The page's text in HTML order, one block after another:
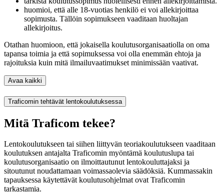
huomioi, että alle 18-vuotias henkilö ei voi allekirjoittaa
sopimusta. Tällöin sopimukseen vaaditaan huoltajan
allekirjoitus.
Otathan huomioon, että jokaisella koulutusorganisaatiolla on oma
tapansa toimia ja että sopimuksessa voi olla enemmän ehtoja ja
rajoituksia kuin mitä ilmailuvaatimukset minimissään vaativat.
Avaa kaikki
Traficomin tehtävät lentokoulutuksessa
Mitä Traficom tekee?
Lentokoulutukseen tai siihen liittyvän teoriakoulutukseen vaaditaan
koulutuksen antajalta Traficomin myöntämä koulutuslupa tai
koulutusorganisaatio on ilmoittautunut lentokouluttajaksi ja
sitoutunut noudattamaan voimassaolevia säädöksiä. Kummassakin
tapauksessa käytettävät koulutusohjelmat ovat Traficomin
tarkastamia.